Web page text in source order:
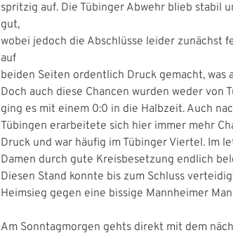
spritzig auf. Die Tübinger Abwehr blieb stabil
gut,
wobei jedoch die Abschlüsse leider zunächst
auf
beiden Seiten ordentlich Druck gemacht,
Doch auch diese Chancen wurden weder von
ging es mit einem 0:0 in die Halbzeit. Auch
Tübingen erarbeitete sich hier immer mehr
Druck und war häufig im Tübinger Viertel. Im
Damen durch gute Kreisbesetzung endlich
Diesen Stand konnte bis zum Schluss
Heimsieg gegen eine bissige Mannheimer
Am Sonntagmorgen gehts direkt mit dem